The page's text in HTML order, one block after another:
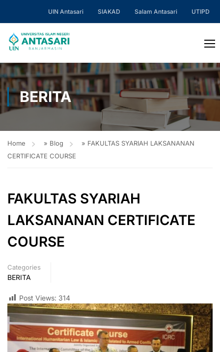
UIN Antasari SIAKAD Salam Antasari UTIPD
BERITA
Home » Blog » FAKULTAS SYARIAH LAKSANANAN
CERTIFICATE COURSE
FAKULTAS SYARIAH
LAKSANANAN CERTIFICATE
COURSE
Categories
BERITA
Post Views: 314